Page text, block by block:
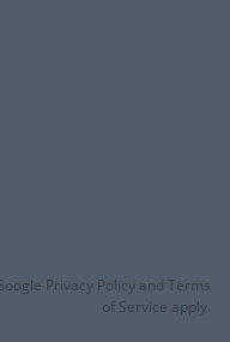
Privacy Policy and Terms
of Service apply.